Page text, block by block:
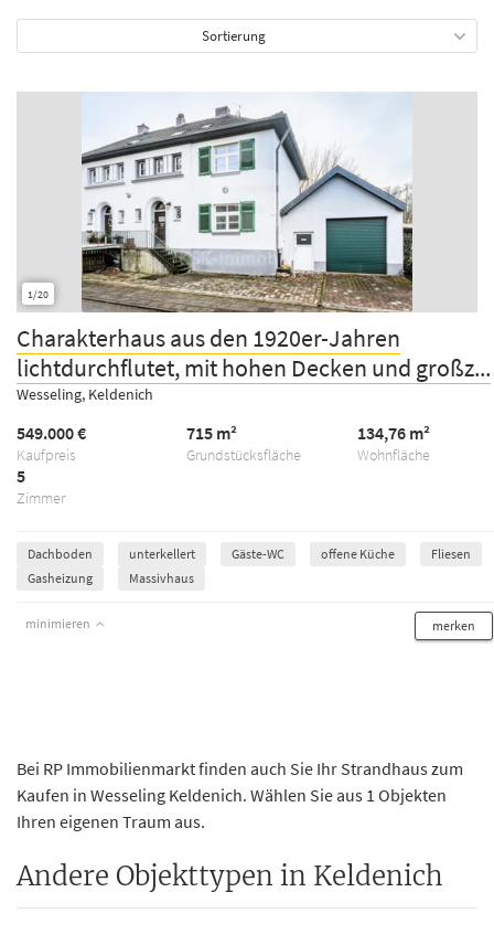
Sortierung
1/20
Charakterhaus aus den 1920er-Jahren
lichtdurchflutet, mit hohen Decken und großz...
Wesseling, Keldenich
Kaufpreis
549.000 €
Grundstücksfläche
715 m²
Wohnfläche
134,76 m²
Zimmer
5
Dachboden unterkellert Gäste-WC offene Küche
Fliesen
Gasheizung
Massivhaus
minimieren merken
Bei RP Immobilienmarkt finden auch Sie Ihr Strandhaus zum
Kaufen in Wesseling Keldenich. Wählen Sie aus 1 Objekten
Ihren eigenen Traum aus.
Andere Objekttypen in Keldenich